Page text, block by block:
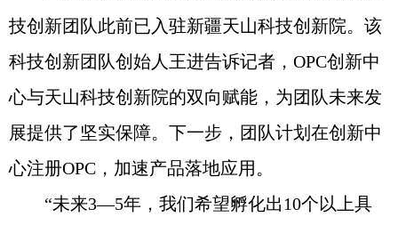
技创新团队此前已入驻新疆天山科技创新院。该
科技创新团队创始人王进告诉记者，OPC创新中
心与天山科技创新院的双向赋能，为团队未来发
展提供了坚实保障。下一步，团队计划在创新中
心注册OPC，加速产品落地应用。
“未来3—5年，我们希望孵化出10个以上具